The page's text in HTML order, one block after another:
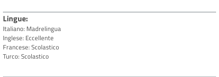
Lingue
Italiano: Madrelingua
Inglese: Eccellente
Francese: Scolastico
Turco: Scolastico